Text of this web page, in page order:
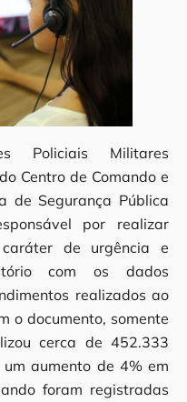
Policiais Militares
Centro de Comando e
de Segurança Pública
por realizar
de urgência e
com os dados
realizados ao
o documento, somente
cerca de 452.333
aumento de 4% em
foram registradas